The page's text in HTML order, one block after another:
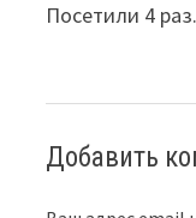
Посетили 4 раз.
Добавить